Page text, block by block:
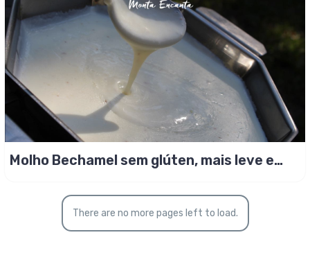
Molho Bechamel sem glúten, mais leve e
There are no more pages left to load.